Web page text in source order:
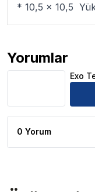
* 10,5 x 10,5
Yorumlar
Exo Terra Ex
Exo
0 Yorum